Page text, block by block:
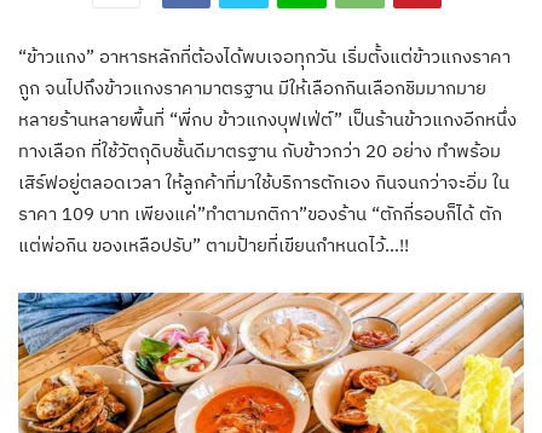
“ข้าวแกง” อาหารหลักที่ต้องได้พบเจอทุกวัน เริ่มตั้งแต่ข้าวแกงราคา
ถูก จนไปถึงข้าวแกงราคามาตรฐาน มีให้เลือกกินเลือกชิมมากมาย
หลายร้านหลายพื้นที่ “พี่กบ ข้าวแกงบุฟเฟ่ต์” เป็นร้านข้าวแกงอีกหนึ่ง
ทางเลือก ที่ใช้วัตถุดิบชั้นดีมาตรฐาน กับข้าวกว่า 20 อย่าง ทำพร้อม
เสิร์ฟอยู่ตลอดเวลา ให้ลูกค้าที่มาใช้บริการตักเอง กินจนกว่าจะอิ่ม ใน
ราคา 109 บาท เพียงแค่”ทำตามกติกา”ของร้าน “ตักกี่รอบก็ได้ ตัก
แต่พ่อกิน ของเหลือปรับ” ตามป้ายที่เขียนกำหนดไว้…!!